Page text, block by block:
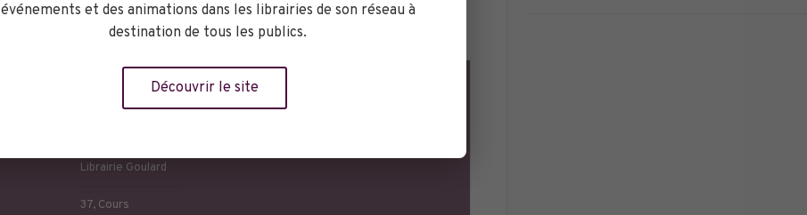
Librairie Goulard
37, Cours
événements et des animations dans les librairies de son réseau à
destination de tous les publics.
Découvrir le site